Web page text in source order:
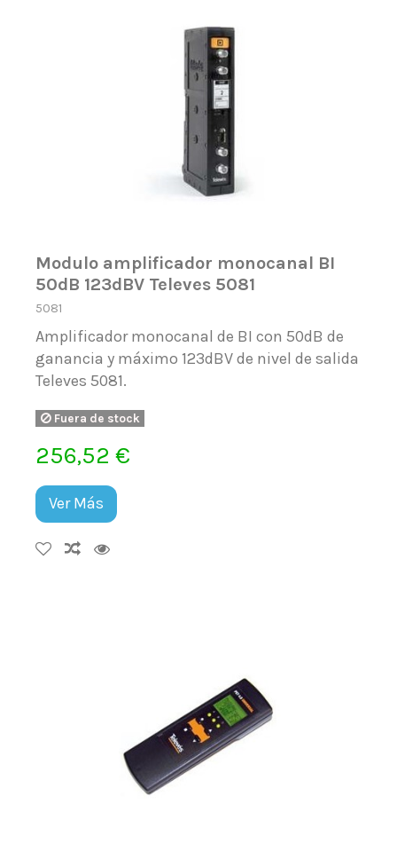
Modulo amplificador monocanal BI
50dB 123dBV Televes 5081
5081
Amplificador monocanal de BI con 50dB de
ganancia y máximo 123dBV de nivel de salida
Televes 5081.
Fuera de stock
256,52 €
Ver Más